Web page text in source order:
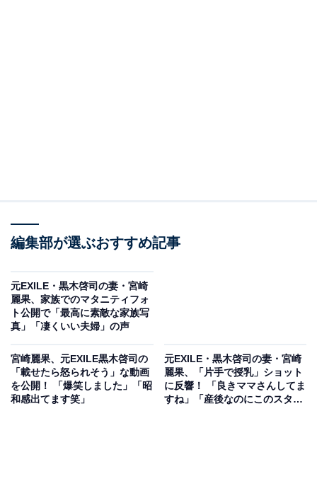
編集部が選ぶおすすめ記事
元EXILE・黒木啓司の妻・宮崎
麗果、家族でのマタニティフォ
ト公開で「最高に素敵な家族写
真」「凄くいい夫婦」の声
宮崎麗果、元EXILE黒木啓司の
「載せたら怒られそう」な動画
を公開！ 「爆笑しました」「昭
和感出てます笑」
元EXILE・黒木啓司の妻・宮崎
麗果、「片手で授乳」ショット
に反響！ 「良きママさんしてま
すね」「産後なのにこのスタイ